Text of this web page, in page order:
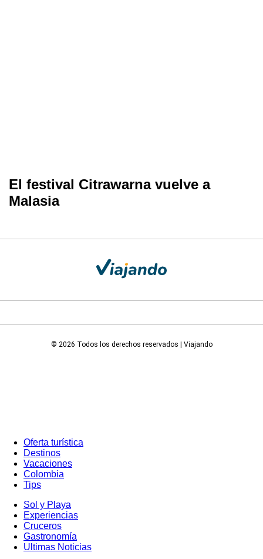
El festival Citrawarna vuelve a
Malasia
© 2026 Todos los derechos reservados | Viajando
Oferta turística
Destinos
Vacaciones
Colombia
Tips
Sol y Playa
Experiencias
Cruceros
Gastronomía
Ultimas Noticias